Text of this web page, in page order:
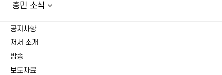
충민 소식
공지사항
저서 소개
방송
보도자료